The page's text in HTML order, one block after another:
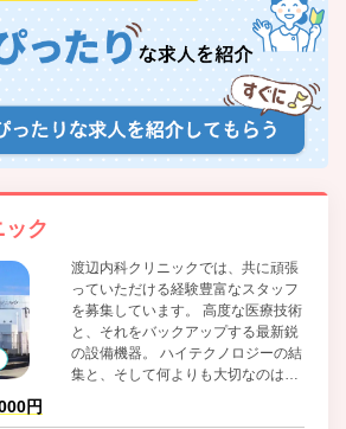
ク
渡辺内科クリニックでは、共に頑張
っていただける経験豊富なスタッフ
を募集しています。 高度な医療技術
と、それをバックアップする最新鋭
の設備機器。 ハイテクノロジーの結
集と、そして何よりも大切なのは人
円